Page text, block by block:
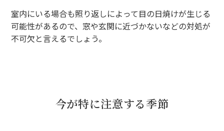
室内にいる場合も照り返しによって目の日焼けが生じる
可能性があるので、窓や玄関に近づかないなどの対処が
不可欠と言えるでしょう。
今が特に注意する季節